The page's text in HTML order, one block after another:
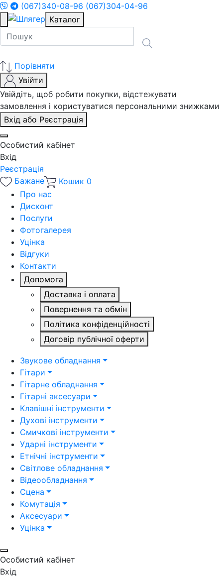
(067)340-08-96 (067)304-04-96
Каталог
Порівняти
Увійти
Увійдіть, щоб робити покупки, відстежувати
замовлення і користуватися персональними знижками
Вхід або Реєстрація
Особистий кабінет
Вхід
Реєстрація
Бажане
Кошик 0
Про нас
Дисконт
Послуги
Фотогалерея
Уцінка
Відгуки
Контакти
Допомога
Доставка і оплата
Повернення та обмін
Політика конфіденційності
Договір публічної оферти
Звукове обладнання
Гітари
Гітарне обладнання
Гітарні аксесуари
Клавішні інструменти
Духові інструменти
Смичкові інструменти
Ударні інструменти
Етнічні інструменти
Світлове обладнання
Відеообладнання
Сцена
Комутація
Аксесуари
Уцінка
Особистий кабінет
Вхід